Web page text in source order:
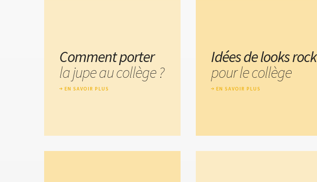
Comment porter
la jupe au collège ?
EN SAVOIR PLUS
Idées de looks rock
pour le collège
EN SAVOIR PLUS